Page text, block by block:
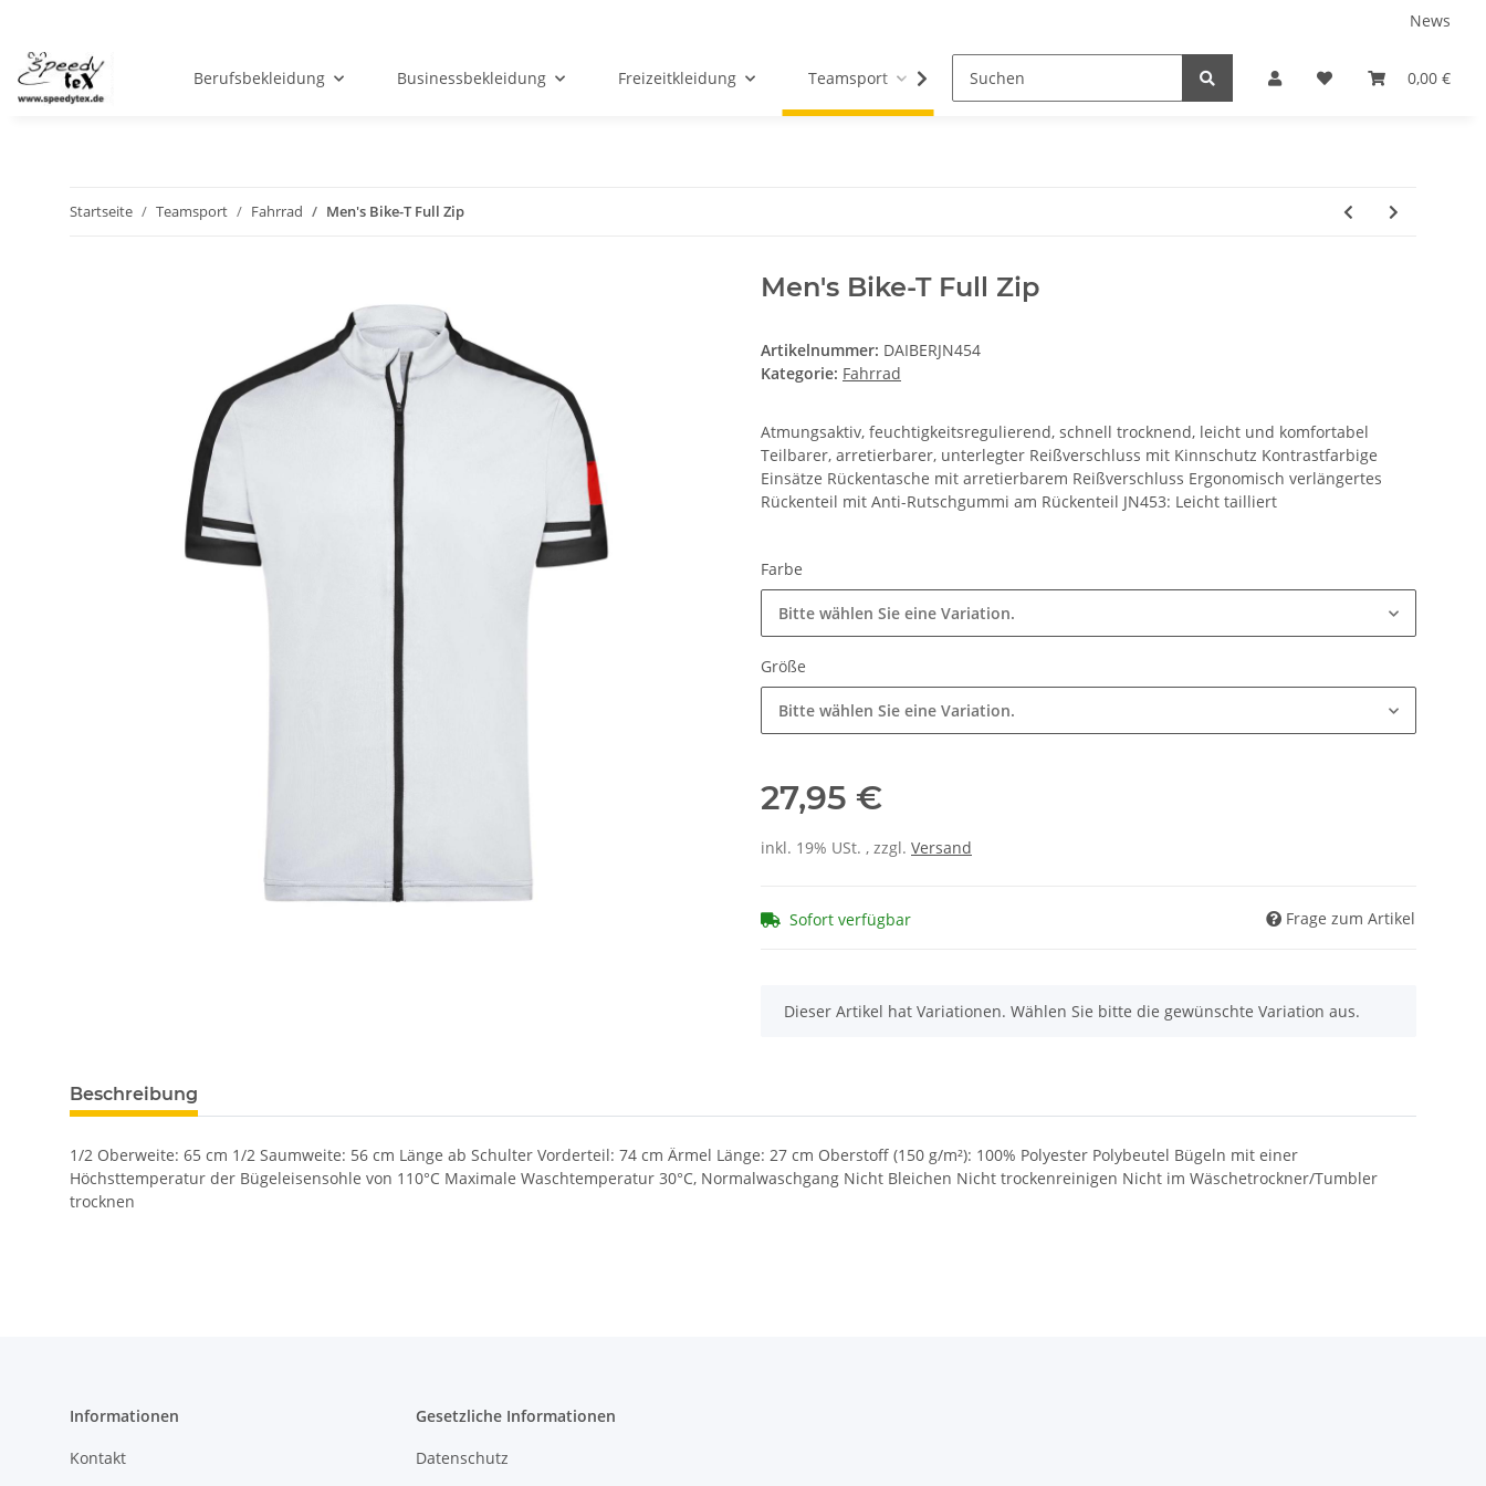
News
0,00 €
Berufsbekleidung Businessbekleidung Freizeitkleidung Teamsport Partnershops
Startseite Teamsport Fahrrad Men's Bike-T Full Zip
Men's Bike-T Full Zip
Artikelnummer: DAIBERJN454
Kategorie: Fahrrad
Atmungsaktiv, feuchtigkeitsregulierend, schnell trocknend, leicht und komfortabel
Teilbarer, arretierbarer, unterlegter Reißverschluss mit Kinnschutz Kontrastfarbige
Einsätze Rückentasche mit arretierbarem Reißverschluss Ergonomisch verlängertes
Rückenteil mit Anti-Rutschgummi am Rückenteil JN453: Leicht tailliert
Farbe
Bitte wählen Sie eine Variation.
Größe
Bitte wählen Sie eine Variation.
27,95 €
inkl. 19% USt. , zzgl. Versand
Sofort verfügbar Frage zum Artikel
x
Dieser Artikel hat Variationen. Wählen Sie bitte die gewünschte Variation aus.
Beschreibung
1/2 Oberweite: 65 cm 1/2 Saumweite: 56 cm Länge ab Schulter Vorderteil: 74 cm Ärmel Länge: 27 cm Oberstoff (150 g/m²): 100% Polyester Polybeutel Bügeln mit einer
Höchsttemperatur der Bügeleisensohle von 110°C Maximale Waschtemperatur 30°C, Normalwaschgang Nicht Bleichen Nicht trockenreinigen Nicht im Wäschetrockner/Tumbler
trocknen
Informationen
Kontakt
Gesetzliche Informationen
Datenschutz